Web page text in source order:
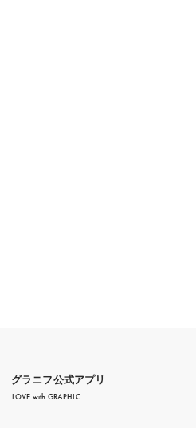
グラニフ公式アプリ
LOVE with GRAPHIC